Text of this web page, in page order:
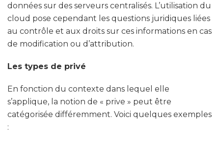
données sur des serveurs centralisés. L’utilisation du
cloud pose cependant les questions juridiques liées
au contrôle et aux droits sur ces informations en cas
de modification ou d’attribution.
Les types de privé
En fonction du contexte dans lequel elle
s’applique, la notion de « prive » peut être
catégorisée différemment. Voici quelques exemples
: